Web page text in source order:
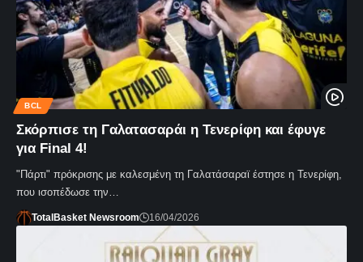
BCL
Σκόρπισε τη Γαλατασαράι η Τενερίφη και έφυγε
για Final 4!
"Πάρτι" πρόκρισης με καλεσμένη τη Γαλατάσαραϊ έστησε η Τενερίφη,
που ισοπέδωσε την…
TotalBasket Newsroom 16/04/2026